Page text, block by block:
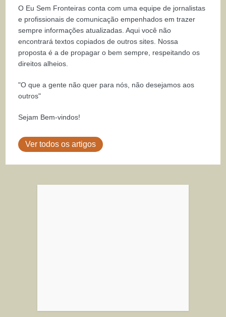
O Eu Sem Fronteiras conta com uma equipe de jornalistas
e profissionais de comunicação empenhados em trazer
sempre informações atualizadas. Aqui você não
encontrará textos copiados de outros sites. Nossa
proposta é a de propagar o bem sempre, respeitando os
direitos alheios.
"O que a gente não quer para nós, não desejamos aos
outros"
Sejam Bem-vindos!
Ver todos os artigos